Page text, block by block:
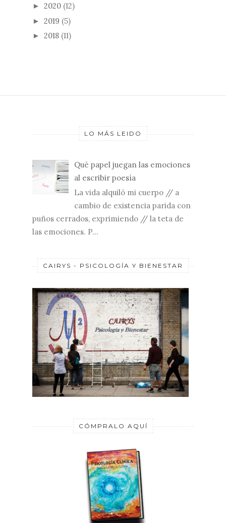
► 2020 (12)
► 2019 (5)
► 2018 (11)
LO MÁS LEIDO
Qué papel juegan las emociones
al escribir poesía
La vida alquiló mi cuerpo // a
cambio de existencia parida con
puños cerrados, exprimiendo // la teta de
las emociones. P...
CAIRYS - PSICOLOGÍA Y BIENESTAR
CÓMPRALO AQUÍ